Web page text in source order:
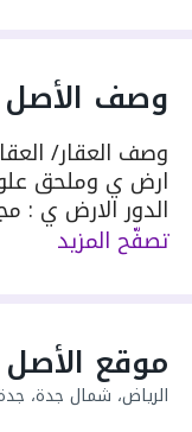
وصف الأصل
وصف العقار/
ارض ي وملحق
غرف + 3
غرفتين +
بعرض 25 متر موقع يسهل الوصول والحركة
تصفّح المزيد
موقع الأصل
الرياض، شمال جدة،